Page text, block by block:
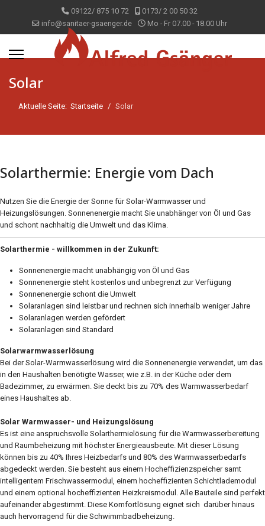
09122/ 875 10 72
0173/ 2 00 50 32
info@sanitaer-gsaenger.de
Mo - Fr 07.00 - 18.00 Uhr
Solar
Aktuelle Seite: Startseite Solar
Solarthermie: Energie vom Dach
Nutzen Sie die Energie der Sonne für Solar-Warmwasser und
Heizungslösungen. Sonnenenergie macht Sie unabhänger von Öl und Gas
und schont nachhaltig die Umwelt und das Klima.
Solarthermie - willkommen in der Zukunft:
Sonnenenergie macht unabhängig von Öl und Gas
Sonnenenergie steht kostenlos und unbegrenzt zur Verfügung
Sonnenenergie schont die Umwelt
Solaranlagen sind leistbar und rechnen sich innerhalb weniger Jahre
Solaranlagen werden gefördert
Solaranlagen sind Standard
Solarwarmwasserlösung
Bei der Solar-Warmwasserlösung wird die Sonnenenergie verwendet, um das
in den Haushalten benötigte Wasser, wie z.B. in der Küche oder dem
Badezimmer, zu erwärmen. Sie deckt bis zu 70% des Warmwasserbedarf
eines Haushaltes ab.
Solar Warmwasser- und Heizungslösung
Es ist eine anspruchsvolle Solarthermielösung für die Warmwasserbereitung
und Raumbeheizung mit höchster Energieausbeute. Mit dieser Lösung
können bis zu 40% Ihres Heizbedarfs und 80% des Warmwasserbedarfs
abgedeckt werden. Sie besteht aus einem Hocheffizienzspeicher samt
intelligentem Frischwassermodul, einem hocheffizienten Schichtlademodul
und einem optional hocheffizienten Heizkreismodul. Alle Bauteile sind perfekt
aufeinander abgestimmt. Diese Komfortlösung eignet sich darüber hinaus
auch hervorragend für die Schwimmbadbeheizung.